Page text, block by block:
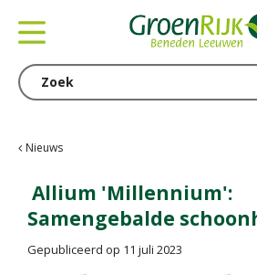
Nieuws
Allium 'Millennium':
Samengebalde
Gepubliceerd op 11 juli 2023